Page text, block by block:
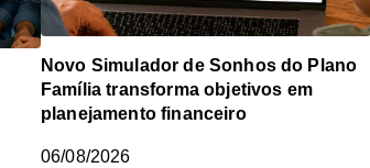
Novo Simulador de Sonhos do Plano
Família transforma objetivos em
planejamento financeiro
06/08/2026